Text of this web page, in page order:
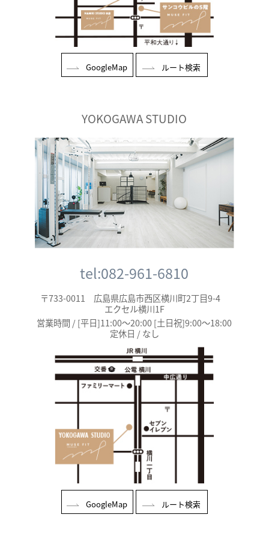
GoogleMap ルート検索
YOKOGAWA STUDIO
tel:082-961-6810
〒733-0011 広島県広島市西区横川町2丁目9-4
エクセル横川1F
営業時間 / [平日]11:00～20:00 [土日祝]9:00～18:00
定休日 / なし
GoogleMap ルート検索